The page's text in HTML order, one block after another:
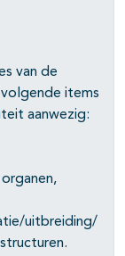
van de
items
aanwezig:
uitbreiding/